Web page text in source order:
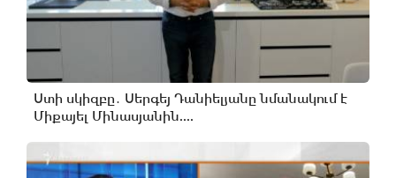
Ստի սկիզբը․ Սերգեյ Դանիելյանը նմանակում է
Միքայել Մինասյանին....